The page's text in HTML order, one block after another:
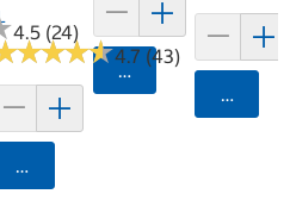
4.5 (24)
★★★★
★★★★4.7 (43)
Agregar
Agregar